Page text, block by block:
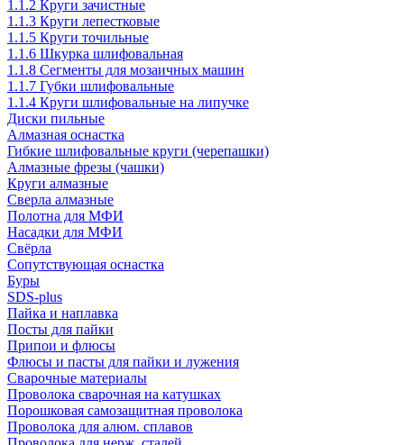
1.1.2 Круги зачистные
1.1.3 Круги лепестковые
1.1.5 Круги точильные
1.1.6 Шкурка шлифовальная
1.1.8 Сегменты для мозаичных машин
1.1.7 Губки шлифовальные
1.1.4 Круги шлифовальные на липучке
Диски пильные
Алмазная оснастка
Гибкие шлифовальные круги (черепашки)
Алмазные фрезы (чашки)
Круги алмазные
Сверла алмазные
Полотна для МФИ
Насадки для МФИ
Свёрла
Сопутствующая оснастка
Буры
SDS-plus
Пайка и наплавка
Посты для пайки
Припои и флюсы
Флюсы и пасты для пайки и лужения
Сварочные материалы
Проволока сварочная на катушках
Порошковая самозащитная проволока
Проволока для алюм. сплавов